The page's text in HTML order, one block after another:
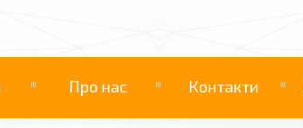
Про нас Контакти